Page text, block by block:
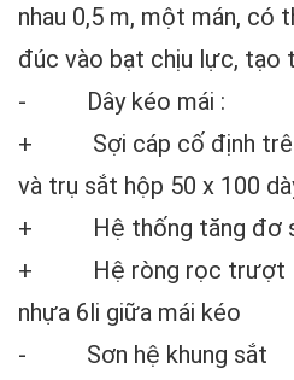
nhau 0,5 m, một mán, có
đúc vào bạt chịu lực, tạo
- Dây kéo mái :
+ Sợi cáp cố định trên
và trụ sắt hộp 50 x 100
+ Hệ thống tăng đơ
+ Hệ ròng rọc trượt
nhựa 6li giữa mái kéo
- Sơn hệ khung sắt